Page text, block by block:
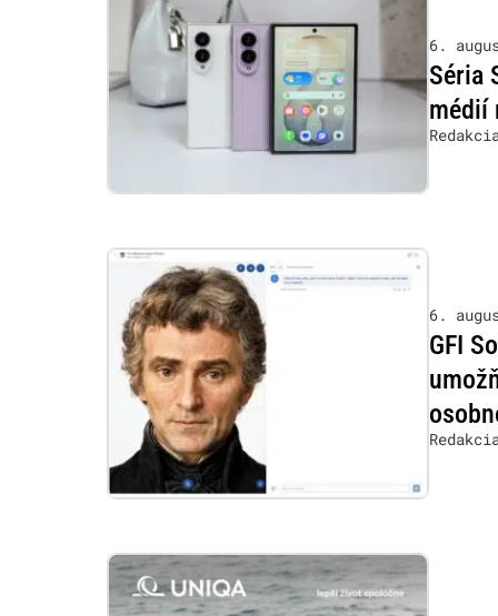
6.
Séria
médií
6.
GFI